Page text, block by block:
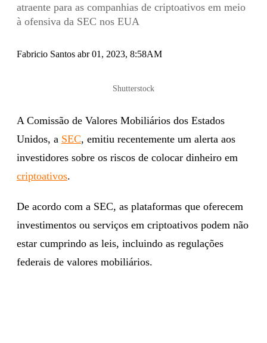
atraente para as companhias de criptoativos em meio
à ofensiva da SEC nos EUA
Fabricio Santos abr 01, 2023, 8:58AM
Shutterstock
A Comissão de Valores Mobiliários dos Estados
Unidos, a SEC, emitiu recentemente um alerta aos
investidores sobre os riscos de colocar dinheiro em
criptoativos.
De acordo com a SEC, as plataformas que oferecem
investimentos ou serviços em criptoativos podem não
estar cumprindo as leis, incluindo as regulações
federais de valores mobiliários.